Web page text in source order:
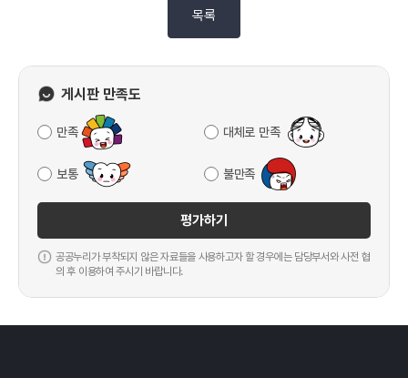
목록
게시판 만족도
만족 대체로 만족
보통 불만족
평가하기
공공누리가 부착되지 않은 자료들을 사용하고자 할 경우에는 담당부서와 사전 협
의 후 이용하여 주시기 바랍니다.